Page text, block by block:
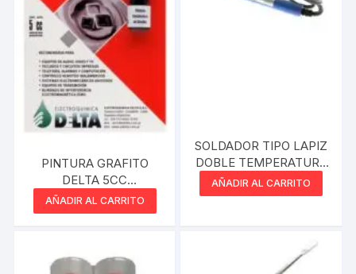
PINTURA GRAFITO
DELTA 5CC
REPARACION DE
CONTROLES
AÑADIR AL CARRITO
SOLDADOR TIPO LAPIZ
DOBLE TEMPERATURA
30W/130W
AÑADIR AL CARRITO